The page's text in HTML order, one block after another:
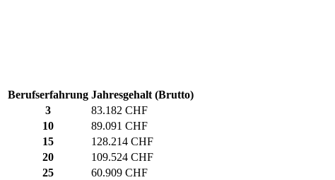
Berufserfahrung Jahresgehalt (Brutto)
3
83.182 CHF
10
89.091 CHF
15
128.214 CHF
20
109.524 CHF
25
60.909 CHF